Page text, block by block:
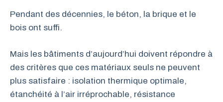
Pendant des décennies, le béton, la brique et le
bois ont suffi.
Mais les bâtiments d’aujourd’hui doivent répondre à
des critères que ces matériaux seuls ne peuvent
plus satisfaire : isolation thermique optimale,
étanchéité à l’air irréprochable, résistance